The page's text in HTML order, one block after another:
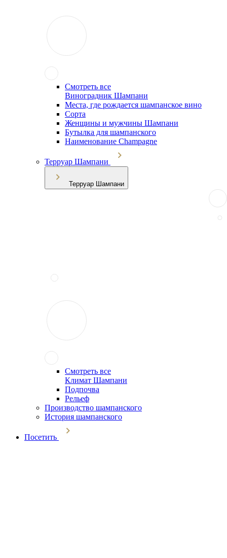
Смотреть все
Виноградник Шампани
Места, где рождается шампанское вино
Сорта
Женщины и мужчины Шампани
Бутылка для шампанского
Наименование Champagne
Терруар Шампани
Терруар Шампани
Смотреть все
Климат Шампани
Подпочва
Рельеф
Производство шампанского
История шампанского
Посетить